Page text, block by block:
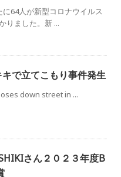
64人が新型コロナウイルス
りました。新 ...
キで立てこもり事件発生
down street in ...
さん２０２３年度B